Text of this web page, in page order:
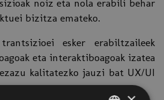
noiz eta nola erabili behar
bizitza emateko.
esker erabiltzaileek
eta interaktiboagoak izatea
kalitatezko jauzi bat UX/UI